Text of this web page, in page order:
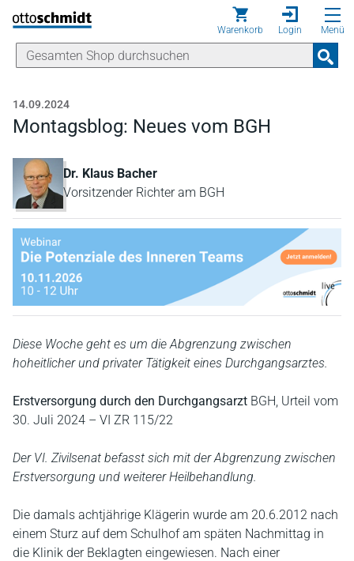
Direkt zum Inhalt
Warenkorb Login Menü
14.09.2024
Montagsblog: Neues vom BGH
Dr. Klaus Bacher
Vorsitzender Richter am BGH
Diese Woche geht es um die Abgrenzung zwischen
hoheitlicher und privater Tätigkeit eines Durchgangsarztes.
Erstversorgung durch den Durchgangsarzt BGH, Urteil vom
30. Juli 2024 – VI ZR 115/22
Der VI. Zivilsenat befasst sich mit der Abgrenzung zwischen
Erstversorgung und weiterer Heilbehandlung.
Die damals achtjährige Klägerin wurde am 20.6.2012 nach
einem Sturz auf dem Schulhof am späten Nachmittag in
die Klinik der Beklagten eingewiesen. Nach einer